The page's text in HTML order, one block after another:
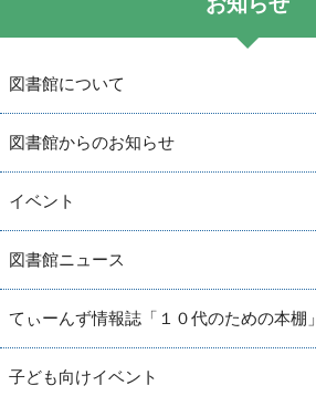
図書館について
図書館からのお知らせ
イベント
図書館ニュース
てぃーんず情報誌「１０代のための本棚」
子ども向けイベント